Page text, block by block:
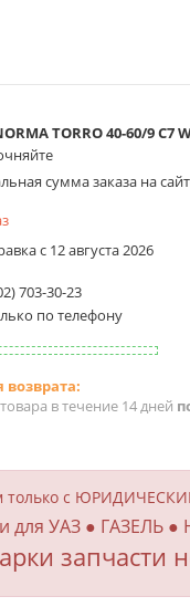
TORRO 40-60/9 C7
сумма заказа на
с 12 августа 2026
703-30-23
по телефону
в течение 14 дней
только с
для УАЗ ● ГАЗЕЛЬ
запчасти